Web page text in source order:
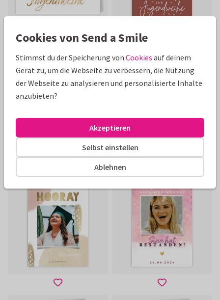
Cookies von Send a Smile
Stimmst du der Speicherung von Cookies auf deinem
Gerät zu, um die Webseite zu verbessern, die Nutzung
der Webseite zu analysieren und personalisierte Inhalte
anzubieten?
Ablehnen
Selbst einstellen
Akzeptieren